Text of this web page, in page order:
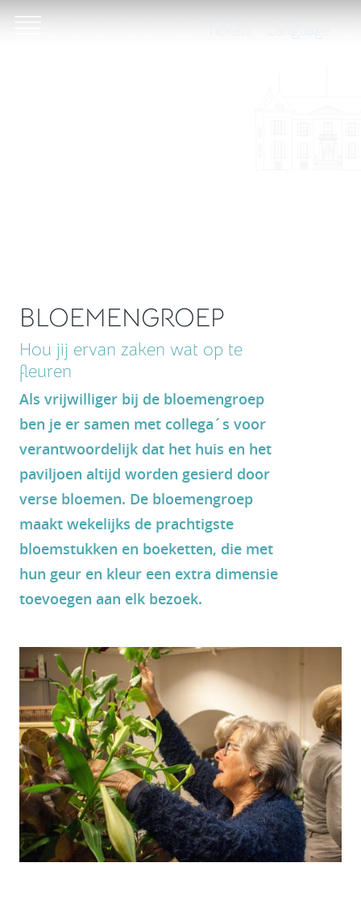
BLOEMENGROEP
Hou jij ervan zaken wat op te
fleuren
Als vrijwilliger bij de bloemengroep
ben je er samen met collega´s voor
verantwoordelijk dat het huis en het
paviljoen altijd worden gesierd door
verse bloemen. De bloemengroep
maakt wekelijks de prachtigste
bloemstukken en boeketten, die met
hun geur en kleur een extra dimensie
toevoegen aan elk bezoek.